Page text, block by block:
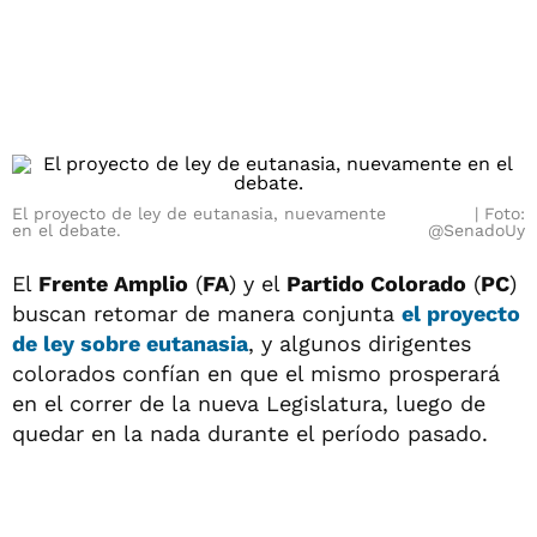
El proyecto de ley de eutanasia, nuevamente
en el debate.
Foto:
@SenadoUy
El Frente Amplio (FA) y el Partido Colorado (PC)
buscan retomar de manera conjunta el proyecto
de ley sobre eutanasia, y algunos dirigentes
colorados confían en que el mismo prosperará
en el correr de la nueva Legislatura, luego de
quedar en la nada durante el período pasado.